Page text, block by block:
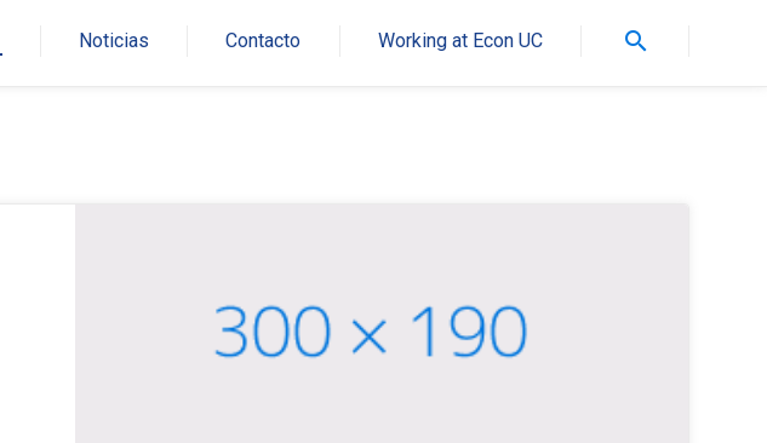
Noticias Contacto Working at Econ UC search